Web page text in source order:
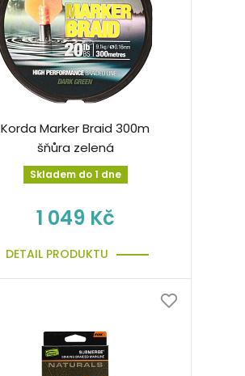
Korda Marker Braid 300m
šňůra zelená
Skladem do 1 dne
1 049 Kč
DETAIL PRODUKTU